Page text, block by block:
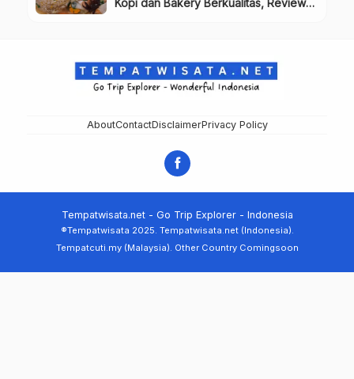
Kopi dan Bakery Berkualitas, Review
AboutContactDisclaimerPrivacy Policy
Tempatwisata.net - Go Trip Explorer - Indonesia
®Tempatwisata 2025. Tempatwisata.net (Indonesia).
Tempatcuti.my (Malaysia). Other Country Comingsoon